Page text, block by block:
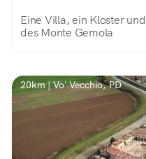
Eine Villa, ein Kloster
des Monte Gemola
20km | Vo' Vecchio, PD